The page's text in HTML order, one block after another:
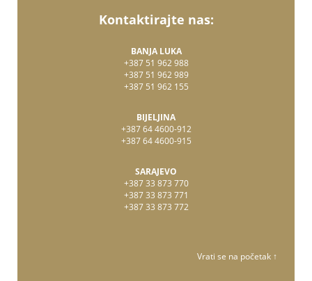
Kontaktirajte nas:
BANJA LUKA
+387 51 962 988
+387 51 962 989
+387 51 962 155
BIJELJINA
+387 64 4600-912
+387 64 4600-915
SARAJEVO
+387 33 873 770
+387 33 873 771
+387 33 873 772
Vrati se na početak ↑